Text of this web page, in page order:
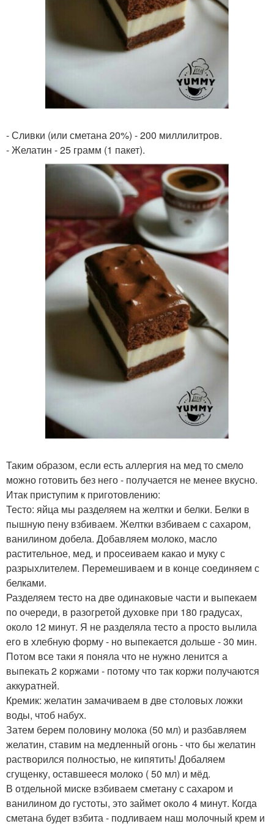
- Сливки (или сметана 20%) - 200 миллилитров.
- Желатин - 25 грамм (1 пакет).
Таким образом, если есть аллергия на мед то смело
можно готовить без него - получается не менее вкусно.
Итак приступим к приготовлению:
Тесто: яйца мы разделяем на желтки и белки. Белки в
пышную пену взбиваем. Желтки взбиваем с сахаром,
ванилином добела. Добавляем молоко, масло
растительное, мед, и просеиваем какао и муку с
разрыхлителем. Перемешиваем и в конце соединяем с
белками.
Разделяем тесто на две одинаковые части и выпекаем
по очереди, в разогретой духовке при 180 градусах,
около 12 минут. Я не разделяла тесто а просто вылила
его в хлебную форму - но выпекается дольше - 30 мин.
Потом все таки я поняла что не нужно ленится а
выпекать 2 коржами - потому что так коржи получаются
аккуратней.
Кремик: желатин замачиваем в две столовых ложки
воды, чтоб набух.
Затем берем половину молока (50 мл) и разбавляем
желатин, ставим на медленный огонь - что бы желатин
растворился полностью, не кипятить! Добаляем
сгущенку, оставшееся молоко ( 50 мл) и мёд.
В отдельной миске взбиваем сметану с сахаром и
ванилином до густоты, это займет около 4 минут. Когда
сметана будет взбита - подливаем наш молочный крем и